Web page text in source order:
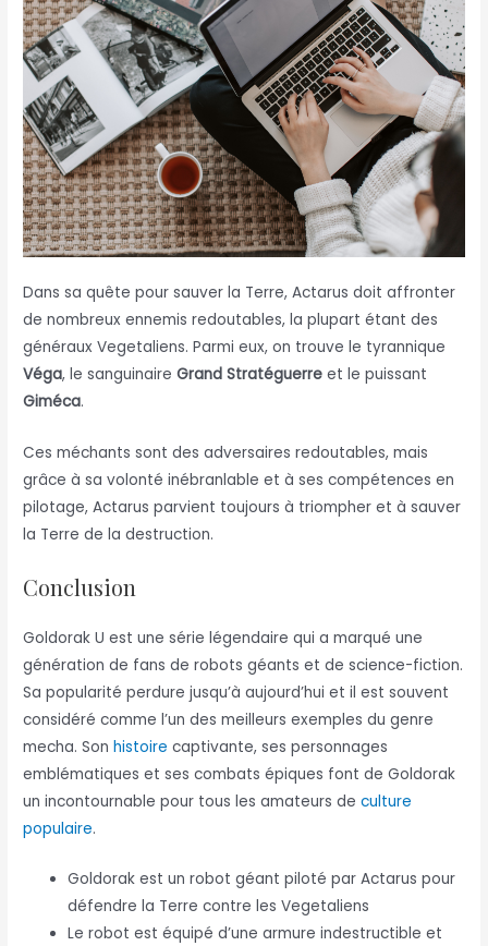
Dans sa quête pour sauver la Terre, Actarus doit affronter
de nombreux ennemis redoutables, la plupart étant des
généraux Vegetaliens. Parmi eux, on trouve le tyrannique
Véga, le sanguinaireGrand Stratéguerre et le puissant
Giméca.
Ces méchants sont des adversaires redoutables, mais
grâce à sa volonté inébranlable et à ses compétences en
pilotage, Actarus parvient toujours à triompher et à sauver
la Terre de la destruction.
Conclusion
Goldorak U est une série légendaire qui a marqué une
génération de fans de robots géants et de science-fiction.
Sa popularité perdure jusqu’à aujourd’hui et il est souvent
considéré comme l’un des meilleurs exemples du genre
mecha. Sonhistoire captivante, ses personnages
emblématiques et ses combats épiques font de Goldorak
un incontournable pour tous les amateurs deculture
populaire.
Goldorak est un robot géant piloté par Actarus pour
défendre la Terre contre les Vegetaliens
Le robot est équipé d’une armure indestructible et